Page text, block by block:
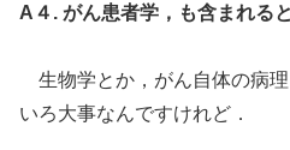
A４. がん患者学，も含まれる
生物学とか，がん自体の病
いろ大事なんですけれど．